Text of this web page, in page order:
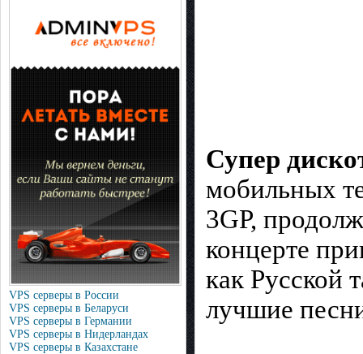
VPS серверы в России
VPS серверы в Беларуси
VPS серверы в Германии
VPS серверы в Нидерландах
VPS серверы в Казахстане
Супер
мобильных
3GP,
концерте
как Русской
лучшие